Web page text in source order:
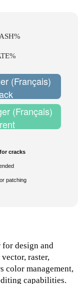
(Français)
(Français)
cracks
patching
design and
raster,
color management,
capabilities.